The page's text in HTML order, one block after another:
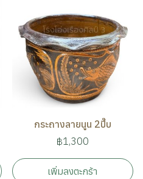
กระถางลายนูน 2ปี๊บ
฿1,300
เพิ่มลงตะกร้า